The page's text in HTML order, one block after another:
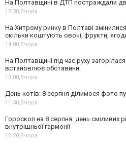
На Полтавщині в ДТП постраждали
15:30,Вчора
На Хитрому ринку в Полтаві
скільки коштують овочі, фрукти,
14:00,Вчора
На Полтавщині під час руху
встановлює обставини
13:00,Вчора
День котів: 8 серпня ділимося фото
11:30,Вчора
Гороскоп на 8 серпня: день сміливих
внутрішньої гармонії
10:20,Вчора